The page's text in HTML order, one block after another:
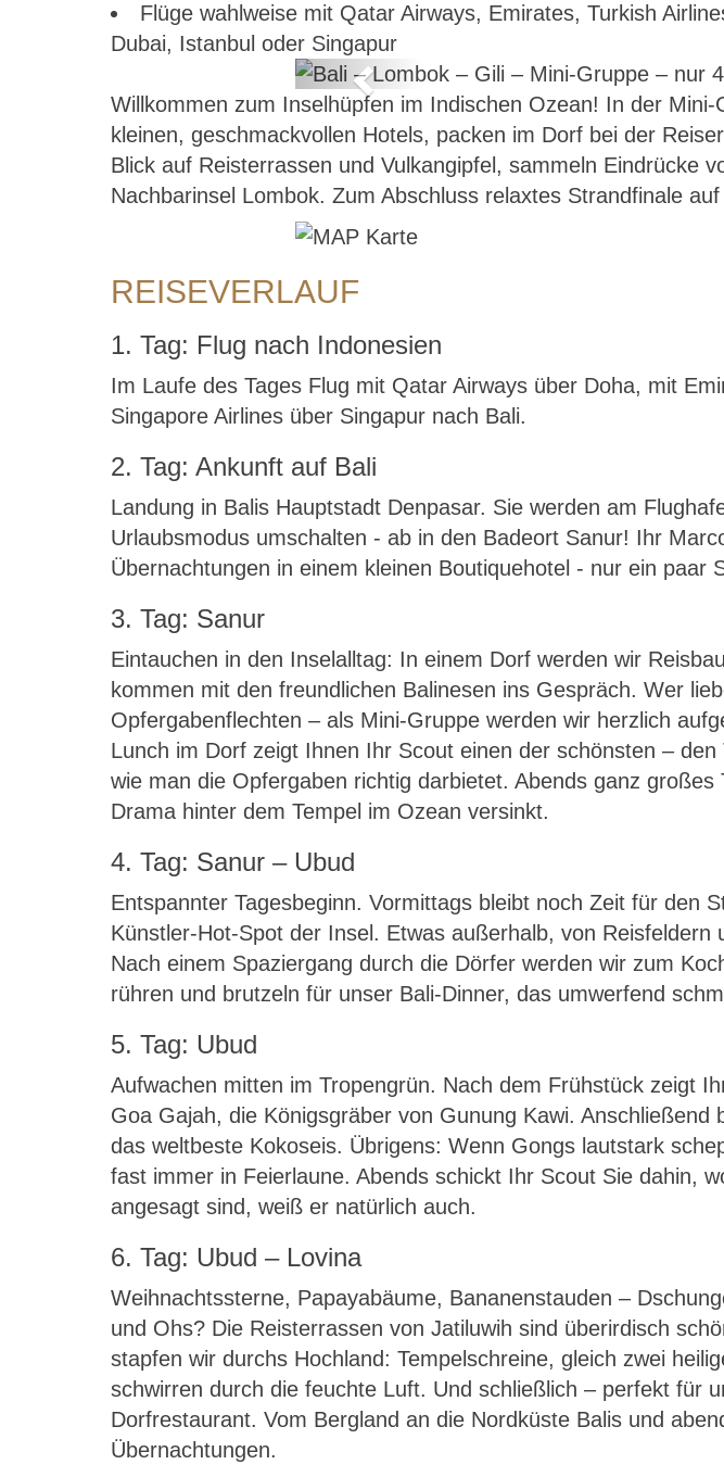
Flüge wahlweise mit Qatar Airways, Emirates, Turkish
Dubai, Istanbul oder Singapur
Bali – Lombok – Gili
Previous
Willkommen zum Inselhüpfen im Indischen Ozean! In der
kleinen, geschmackvollen Hotels, packen im Dorf bei der
Blick auf Reisterrassen und Vulkangipfel, sammeln Eindrücke
Nachbarinsel Lombok. Zum Abschluss relaxtes Strandfinale
REISEVERLAUF
1. Tag: Flug nach Indonesien
Im Laufe des Tages Flug mit Qatar Airways über Doha, mit
Singapore Airlines über Singapur nach Bali.
2. Tag: Ankunft auf Bali
Landung in Balis Hauptstadt Denpasar. Sie werden am
Urlaubsmodus umschalten - ab in den Badeort Sanur! Ihr
Übernachtungen in einem kleinen Boutiquehotel - nur ein paar
3. Tag: Sanur
Eintauchen in den Inselalltag: In einem Dorf werden wir
kommen mit den freundlichen Balinesen ins Gespräch. Wer
Opfergabenflechten – als Mini-Gruppe werden wir herzlich
Lunch im Dorf zeigt Ihnen Ihr Scout einen der schönsten –
wie man die Opfergaben richtig darbietet. Abends ganz
Drama hinter dem Tempel im Ozean versinkt.
4. Tag: Sanur – Ubud
Entspannter Tagesbeginn. Vormittags bleibt noch Zeit für den
Künstler-Hot-Spot der Insel. Etwas außerhalb, von
Nach einem Spaziergang durch die Dörfer werden wir zum
rühren und brutzeln für unser Bali-Dinner, das umwerfend
5. Tag: Ubud
Aufwachen mitten im Tropengrün. Nach dem Frühstück zeigt
Goa Gajah, die Königsgräber von Gunung Kawi.
das weltbeste Kokoseis. Übrigens: Wenn Gongs lautstark
fast immer in Feierlaune. Abends schickt Ihr Scout Sie dahin,
angesagt sind, weiß er natürlich auch.
6. Tag: Ubud – Lovina
Weihnachtssterne, Papayabäume, Bananenstauden –
und Ohs? Die Reisterrassen von Jatiluwih sind überirdisch
stapfen wir durchs Hochland: Tempelschreine, gleich zwei
schwirren durch die feuchte Luft. Und schließlich – perfekt für
Dorfrestaurant. Vom Bergland an die Nordküste Balis und
Übernachtungen.